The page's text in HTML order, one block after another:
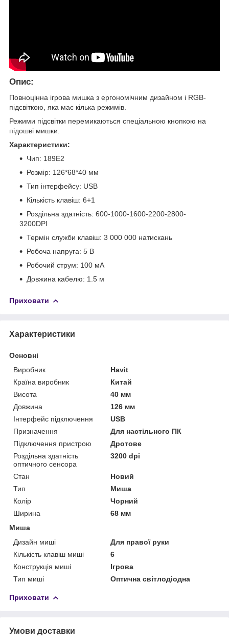
Опис:
Повноцінна ігрова мишка з ергономічним дизайном і RGB-
підсвіткою, яка має кілька режимів.
Режими підсвітки перемикаються спеціальною кнопкою на
підошві мишки.
Характеристики:
Чип: 189E2
Розмір: 126*68*40 мм
Тип інтерфейсу: USB
Кількість клавіш: 6+1
Роздільна здатність: 600-1000-1600-2200-2800-
3200DPI
Термін служби клавіш: 3 000 000 натискань
Робоча напруга: 5 В
Робочий струм: 100 мА
Довжина кабелю: 1.5 м
Приховати
Характеристики
Основні
Виробник
Havit
Країна виробник
Китай
Висота
40 мм
Довжина
126 мм
Інтерфейс підключення
USB
Призначення
Для настільного ПК
Підключення пристрою
Дротове
Роздільна здатність
оптичного сенсора
3200 dpi
Стан
Новий
Тип
Миша
Колір
Чорний
Ширина
68 мм
Миша
Дизайн миші
Для правої руки
Кількість клавіш миші
6
Конструкція миші
Ігрова
Тип миші
Оптична світлодіодна
Приховати
Умови доставки